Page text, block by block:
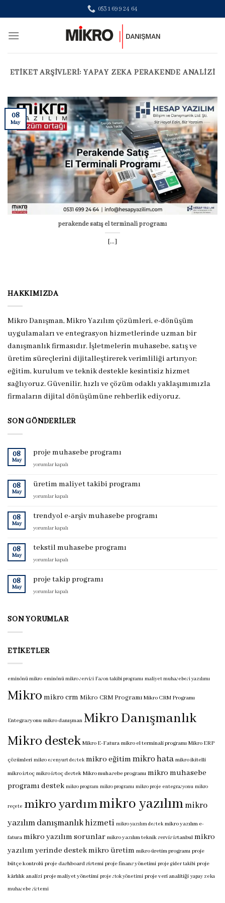
to
content
0531 699 24 64
ETIKET ARŞIVLERI: YAPAY ZEKA PERAKENDE ANALIZI
perakende satış el terminali programı
[...]
08
May
HAKKIMIZDA
Mikro Danışman, Mikro Yazılım çözümleri, e-dönüşüm
uygulamaları ve entegrasyon hizmetlerinde uzman bir
danışmanlık firmasıdır. İşletmelerin muhasebe, satış ve
üretim süreçlerini dijitalleştirerek verimliliği artırıyor;
eğitim, kurulum ve teknik destekle kesintisiz hizmet
sağlıyoruz. Güvenilir, hızlı ve çözüm odaklı yaklaşımımızla
firmaların dijital dönüşümüne rehberlik ediyoruz.
SON GÖNDERILER
08
May
proje muhasebe programı
proje
programı
yorumlar kapalı
08
May
üretim maliyet takibi programı
üretim
takibi
programı
için
yorumlar kapalı
08
May
trendyol e-arşiv muhasebe programı
trendyol
arşiv
programı
yorumlar kapalı
08
May
tekstil muhasebe programı
tekstil
programı
için
yorumlar kapalı
08
May
proje takip programı
proje
için
yorumlar kapalı
SON YORUMLAR
ETIKETLER
eminönü mikro eminönü mikro servisi Fason takibi programı maliyet muhasebesi yazılımı
Mikro mikro crm Mikro CRM Programı Mikro CRM Programı
Entegrasyonu mikro danışman Mikro Danışmanlık
Mikro destek Mikro E-Fatura mikro el terminali programı Mikro ERP
çözümleri mikro esenyurt destek mikro eğitimmikro hata mikro ikitelli
mikro istoç mikro istoç destek Mikro muhasebe programı mikro muhasebe
programı destek mikro program mikro programı mikro proje entegrasyonu mikro
reçete mikro yardımmikro yazılımmikro
yazılım danışmanlık hizmeti mikro yazılım destek mikro yazılım e-
fatura mikro yazılım sorunlar mikro yazılım teknik servis istanbul mikro
yazılım yerinde destekmikro üretim mikro üretim programı proje
bütçe kontrolü proje dashboard sistemi proje finans yönetimi proje gider takibi proje
kârlılık analizi proje maliyet yönetimi proje stok yönetimi proje veri analitiği yapay zeka
muhasebe sistemi